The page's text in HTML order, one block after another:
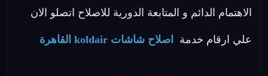
الاهتمام الدائم و المتابعة الدورية للاصلاح اتصلو الان
علي ارقام خدمة اصلاح شاشات koldair القاهرة